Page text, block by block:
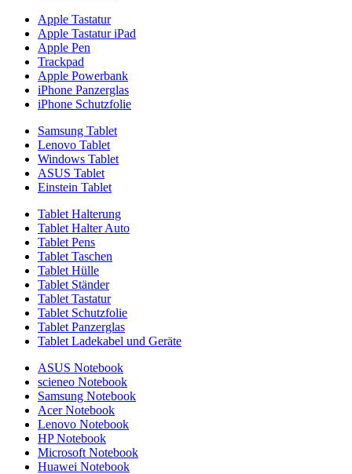
Apple Tastatur
Apple Tastatur iPad
Apple Pen
Trackpad
Apple Powerbank
iPhone Panzerglas
iPhone Schutzfolie
Samsung Tablet
Lenovo Tablet
Windows Tablet
ASUS Tablet
Einstein Tablet
Tablet Halterung
Tablet Halter Auto
Tablet Pens
Tablet Taschen
Tablet Hülle
Tablet Ständer
Tablet Tastatur
Tablet Schutzfolie
Tablet Panzerglas
Tablet Ladekabel und Geräte
ASUS Notebook
scieneo Notebook
Samsung Notebook
Acer Notebook
Lenovo Notebook
HP Notebook
Microsoft Notebook
Huawei Notebook